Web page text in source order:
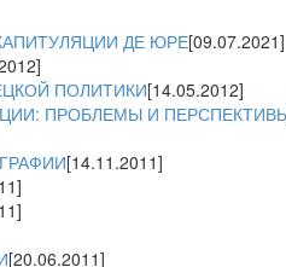
ДЕ ЮРЕ[09.07.2021]
ПОЛИТИКИ[14.05.2012]
ПРОБЛЕМЫ И
[14.11.2011]
[20.06.2011]